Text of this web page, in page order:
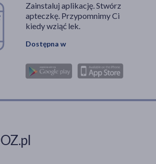
Zainstaluj aplikację. Stwórz
apteczkę. Przypomnimy Ci
kiedy wziąć lek.
Dostępna w